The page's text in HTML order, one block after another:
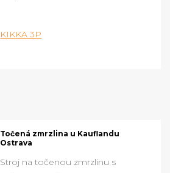
KIKKA 3P
Točená zmrzlina u Kauflandu
Ostrava
Stroj na točenou zmrzlinu s